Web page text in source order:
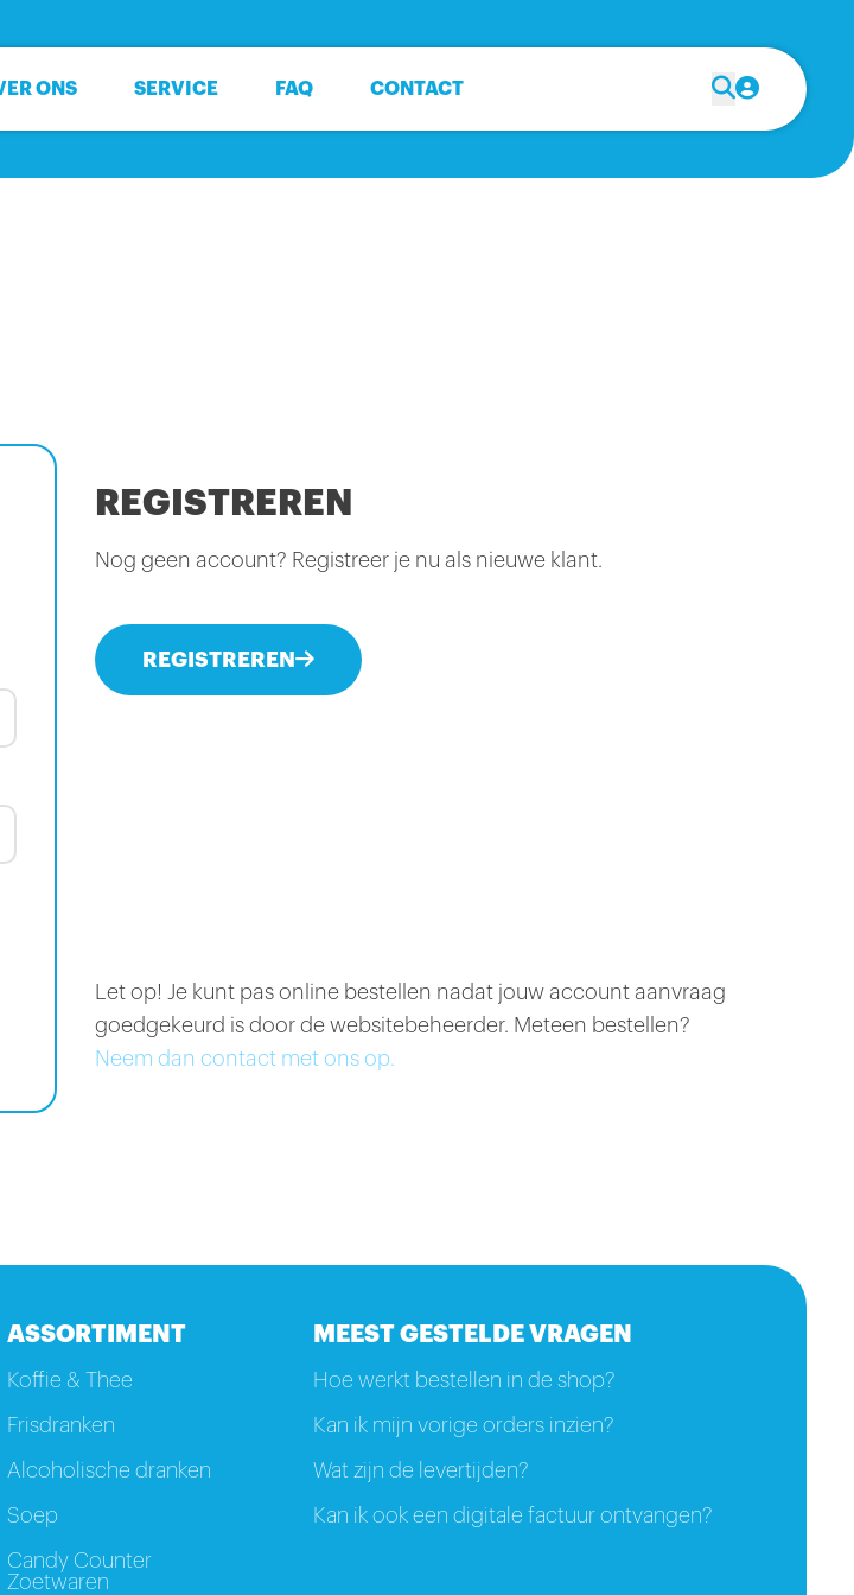
ONS SERVICE FAQ CONTACT
REGISTREREN
Nog geen account? Registreer je nu als nieuwe klant.
REGISTREREN
Let op! Je kunt pas online bestellen nadat jouw account aanvraag
goedgekeurd is door de websitebeheerder. Meteen bestellen?
Neem dan contact met ons op.
ASSORTIMENT
Koffie & Thee
Frisdranken
Alcoholische dranken
Soep
Candy Counter
Zoetwaren
MEEST GESTELDE VRAGEN
Hoe werkt bestellen in de shop?
Kan ik mijn vorige orders inzien?
Wat zijn de levertijden?
Kan ik ook een digitale factuur ontvangen?